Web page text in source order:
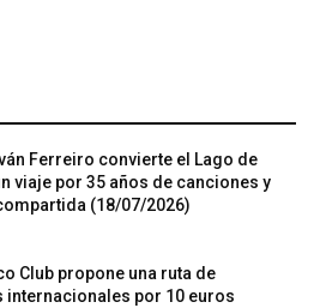
Ferreiro convierte el Lago de
viaje por 35 años de canciones y
(18/07/2026)
Club propone una ruta de
internacionales por 10 euros